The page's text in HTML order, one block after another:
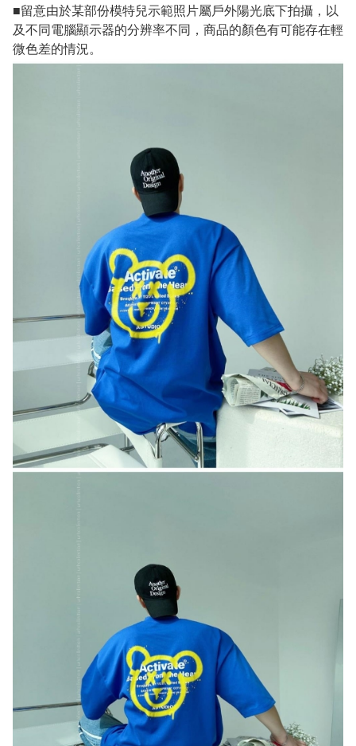
■留意由於某部份模特兒示範照片屬戶外陽光底下拍攝，以
及不同電腦顯示器的分辨率不同，商品的顏色有可能存在輕
微色差的情況。